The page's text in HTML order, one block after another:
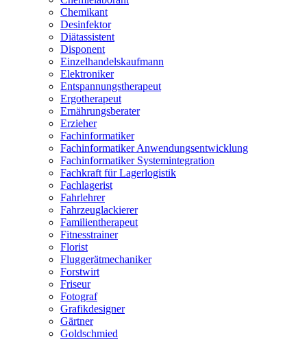
Chemikant
Desinfektor
Diätassistent
Disponent
Einzelhandelskaufmann
Elektroniker
Entspannungstherapeut
Ergotherapeut
Ernährungsberater
Erzieher
Fachinformatiker
Fachinformatiker Anwendungsentwicklung
Fachinformatiker Systemintegration
Fachkraft für Lagerlogistik
Fachlagerist
Fahrlehrer
Fahrzeuglackierer
Familientherapeut
Fitnesstrainer
Florist
Fluggerätmechaniker
Forstwirt
Friseur
Fotograf
Grafikdesigner
Gärtner
Goldschmied